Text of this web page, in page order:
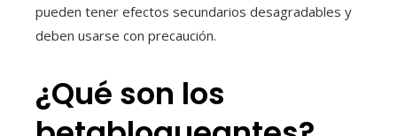
pueden tener efectos secundarios desagradables y
deben usarse con precaución.
¿Qué son los